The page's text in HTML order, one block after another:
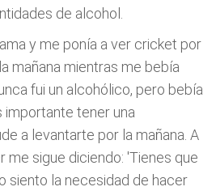
de alcohol.
y me ponía a ver cricket por
mañana mientras me bebía
fui un alcohólico, pero bebía
importante tener una
a levantarte por la mañana. A
me sigue diciendo: 'Tienes que
siento la necesidad de hacer